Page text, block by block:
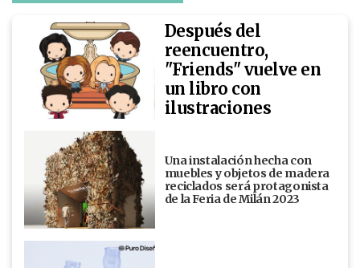
Después del
reencuentro,
"Friends" vuelve en
un libro con
ilustraciones
Una instalación hecha con
muebles y objetos de madera
reciclados será protagonista
de la Feria de Milán 2023